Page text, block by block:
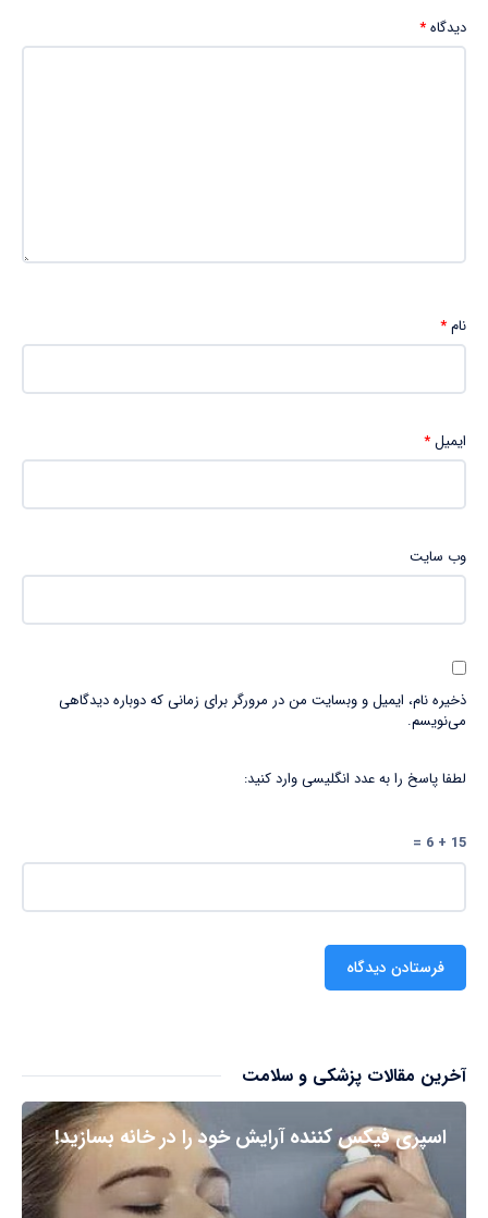
دیدگاه*
نام*
ایمیل*
وب‌ سایت
ذخیره نام، ایمیل و وبسایت من در مرورگر برای زمانی که دوباره دیدگاهی
می‌نویسم.
لطفا پاسخ را به عدد انگلیسی وارد کنید:
15 + 6 =
آخرین مقالات پزشکی و سلامت
اسپری فیکس کننده آرایش خود را در خانه بسازید!